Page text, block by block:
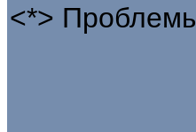
<*>